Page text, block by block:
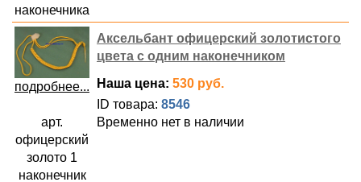
наконечника
подробнее...
арт.
офицерский
золото 1
наконечник
Аксельбант офицерский золотистого
цвета с одним наконечником
Наша цена: 530 руб.
ID товара: 8546
Временно нет в наличии